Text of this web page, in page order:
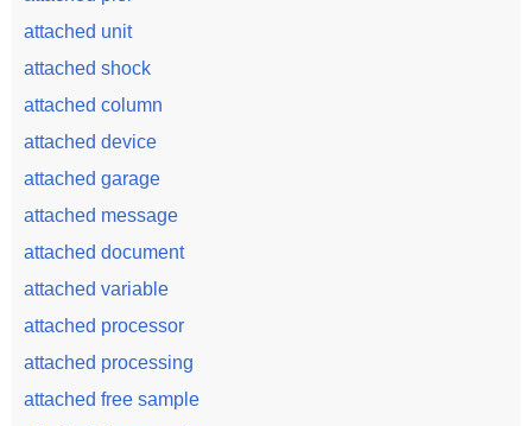
attached unit
attached shock
attached column
attached device
attached garage
attached message
attached document
attached variable
attached processor
attached processing
attached free sample